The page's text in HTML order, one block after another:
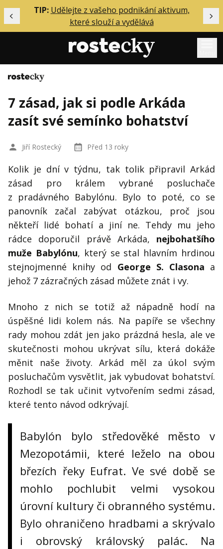
Předchozí
TIP: Udělejte z vašeho podnikání aktivum,
které slouží a vydělává
Mentoring
Podcasty
Solo
Inzerce
O mně
Přihlášení
Kontakt
Obchodní podmínky
Hledaná fráze Hledat
Domů
7 zásad, jak si podle Arkáda
zasít své semínko bohatství
Jiří Rostecký Před 13 roky
Kolik je dní v týdnu, tak tolik připravil Arkád
zásad pro králem vybrané posluchače
z pradávného Babylónu. Bylo to poté, co se
panovník začal zabývat otázkou, proč jsou
někteří lidé bohatí a jiní ne. Tehdy mu jeho
rádce doporučil právě Arkáda, nejbohatšího
muže Babylónu, který se stal hlavním hrdinou
stejnojmenné knihy od George S. Clasona a
jehož 7 zázračných zásad můžete znát i vy.
Mnoho z nich se totiž až nápadně hodí na
úspěšné lidi kolem nás. Na papíře se všechny
rady mohou zdát jen jako prázdná hesla, ale ve
skutečnosti mohou ukrývat sílu, která dokáže
měnit naše životy. Arkád měl za úkol svým
posluchačům vysvětlit, jak vybudovat bohatství.
Rozhodl se tak učinit vytvořením sedmi zásad,
které tento návod odkrývají.
Babylón bylo středověké město v
Mezopotámii, které leželo na obou
březích řeky Eufrat. Ve své době se
mohlo pochlubit velmi vysokou
úrovní kultury či obranného systému.
Bylo ohraničeno hradbami a skrývalo
i obrovský královský palác. Na